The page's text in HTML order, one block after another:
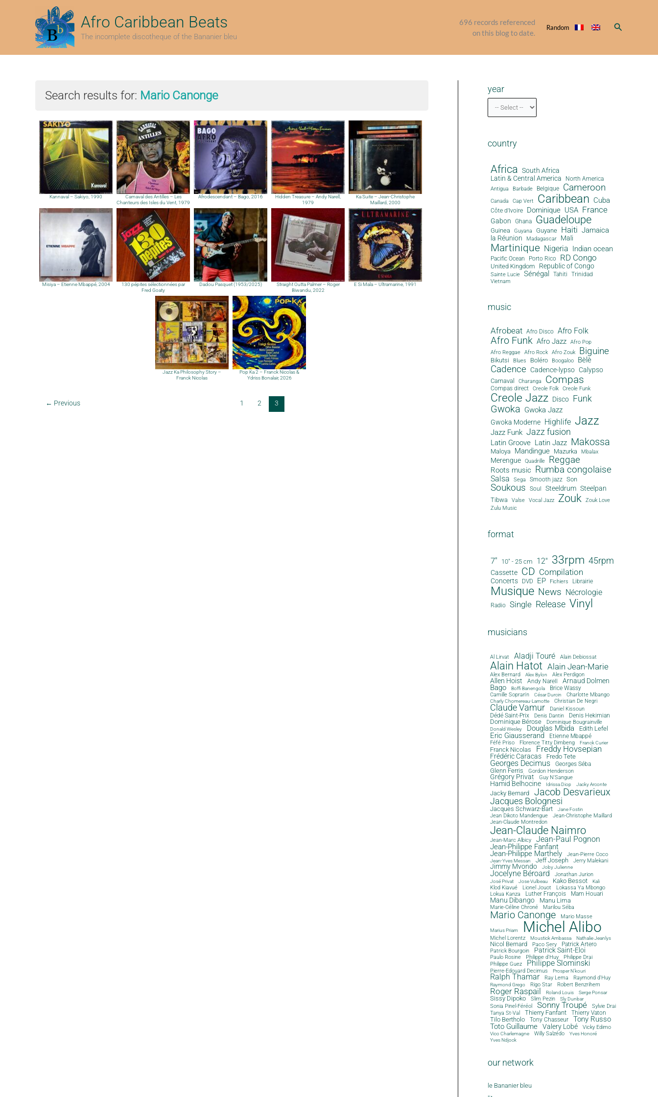
Afro Caribbean Beats
The incomplete discotheque of the Bananier bleu
696 records referenced
on this blog to date.
Random Search
Search results for: Mario Canonge
Kannaval – Sakiyo, 1990
Carnaval des Antilles – Les
Chanteurs des Isles du Vent, 1979
Afrodescendant – Bago, 2016
Hidden Treasure – Andy Narell,
1979
Ka Suite – Jean-Christophe
Maillard, 2000
Misiya – Etienne Mbappé, 2004
130 pépites sélectionnées par
Fred Goaty
Dadou Pasquet (1953/2025)
Straight Outta Palmer – Roger
Biwandu, 2022
E Si Mala – Ultramarine, 1991
Jazz Ka Philosophy Story –
Franck Nicolas
Pop Ka 2 – Franck Nicolas &
Ydriss Bonalair, 2026
← Previous 1 2 3
year
country
Africa South Africa
Latin & Central America
North America
Antigua
Barbade Belgique Cameroon
Canada Cap Vert Caribbean Cuba
Côte d'Ivoire Dominique USA France
Gabon Ghana Guadeloupe
Guinea Guyana Guyane Haiti Jamaica
la Réunion Madagascar Mali
Martinique Nigeria Indian ocean
Pacific Ocean Porto Rico RD Congo
United Kingdom Republic of Congo
Sainte Lucie Sénégal Tahiti Trinidad
Vietnam
music
Afrobeat Afro Disco Afro Folk
Afro Funk Afro Jazz
Afro Pop
Afro Reggae
Afro Rock Afro Zouk Biguine
Bikutsi Blues Boléro Boogaloo Bèlè
Cadence Cadence-lypso Calypso
Carnaval Charanga Compas
Compas direct Creole Folk Creole Funk
Creole Jazz Disco Funk
Gwoka Gwoka Jazz
Gwoka Moderne Highlife Jazz
Jazz Funk Jazz fusion
Latin Groove Latin Jazz Makossa
Maloya Mandingue Mazurka Mbalax
Merengue Quadrille Reggae
Roots music Rumba congolaise
Salsa Sega Smooth jazz Son
Soukous Soul Steeldrum Steelpan
Tibwa Valse Vocal Jazz Zouk
Zouk Love
Zulu Music
format
7" 10" - 25 cm 12" 33rpm 45rpm
Cassette CD Compilation
Concerts DVD EP Fichiers Librairie
Musique News Nécrologie
Radio Single Release Vinyl
musicians
Al Lirvat Aladji Touré Alain Debiossat
Alain Hatot Alain Jean-Marie
Alex Bernard Alex Bylon Alex Perdigon
Allen Hoist Andy Narell Arnaud Dolmen
Bago Boffi Banengola
Brice Wassy
Camille Sopran'n
César Durcin Charlotte Mbango
Charly Chomereau-Lamotte Christian De Negri
Claude Vamur Daniel Kissoun
Dédé Saint-Prix Denis Dantin Denis Hekimian
Dominique Bérose Dominique Bougrainville
Donald Wesley Douglas Mbida Edith Lefel
Eric Giausserand Etienne Mbappé
Féfé Priso Florence Titty Dimbeng Franck Curier
Franck Nicolas Freddy Hovsepian
Frédéric Caracas Fredo Tete
Georges Decimus Georges Séba
Glenn Ferris Gordon Henderson
Grégory Privat Guy N'Sangue
Hamid Belhocine Idrissa Diop Jacky Arconte
Jacky Bernard Jacob Desvarieux
Jacques Bolognesi
Jacques Schwarz-Bart Jane Fostin
Jean Dikoto Mandengue
Jean-Christophe Maillard
Jean-Claude Montredon
Jean-Claude Naimro
Jean-Marc Albicy Jean-Paul Pognon
Jean-Philippe Fanfant
Jean-Philippe Marthely Jean-Pierre Coco
Jean-Yves Messan Jeff Joseph Jerry Malekani
Jimmy Mvondo Joby Julienne
Jocelyne Béroard Jonathan Jurion
José Privat Jose Vulbeau Kako Bessot Kali
Klod Kiavué Lionel Jouot
Lokassa Ya Mbongo
Lokua Kanza
Luther François Mam Houari
Manu Dibango Manu Lima
Marie-Céline Chroné Marilou Séba
Mario Canonge Mario Masse
Marius Priam Michel Alibo
Michel Lorentz Moustick Ambassa Nathalie Jeanlys
Nicol Bernard Paco Sery
Patrick Artero
Patrick Bourgoin
Patrick Saint-Eloi
Paulo Rosine Philippe d'Huy
Philippe Drai
Philippe Guez
Philippe Slominski
Pierre-Edouard Decimus Prosper N'kouri
Ralph Thamar Ray Lema Raymond d'Huy
Raymond Grego Rigo Star Robert Benzrihem
Roger Raspail Roland Louis Serge Ponsar
Sissy Dipoko Slim Pezin Sly Dunbar
Sonia Pinel-Féréol Sonny Troupé Sylvie Drai
Tanya St-Val Thierry Fanfant Thierry Vaton
Tilo Bertholo Tony Chasseur
Tony Russo
Toto Guillaume
Valery Lobé Vicky Edimo
Vico Charlemagne Willy Salzédo
Yves Honoré
Yves Ndjock
our network
le Bananier bleu